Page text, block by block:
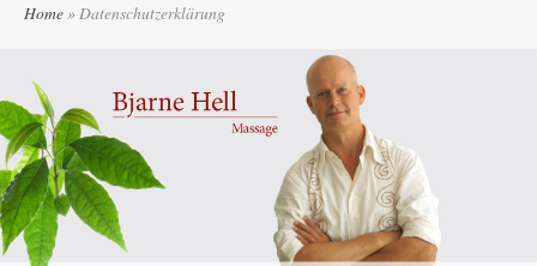
SkipHome» Datenschutzerklärung